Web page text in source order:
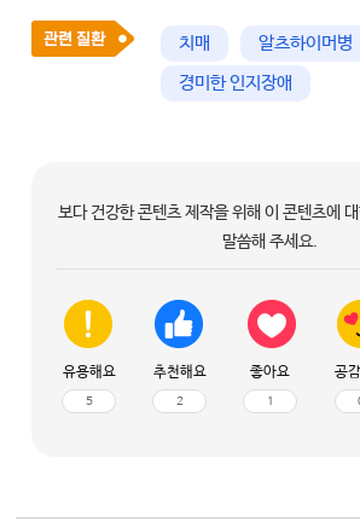
치매
알츠하이머병
경미한 인지장애
보다 건강한 콘텐츠 제작을 위해 이 콘텐츠에
말씀해 주세요.
유용해요
5
추천해요
2
좋아요
1
공